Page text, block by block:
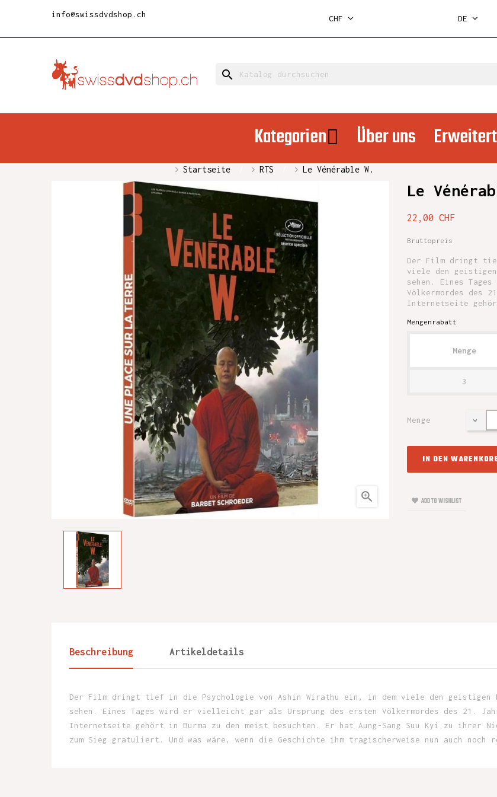
info@swissdvdshop.ch CHF DE
search
Kategorien Über uns
Startseite RTS Le Vénérable W.

Le
22,00 CHF
Bruttopreis
Der Film dringt
viele den geistigen
sehen. Eines
Völkermordes des
Internetseite
Mengenrabatt
Menge
3
Menge
IN DEN
ADD TO WISHLIST
Beschreibung Artikeldetails
Der Film dringt tief in die Psychologie von Ashin Wirathu ein, in dem viele den geistigen
sehen. Eines Tages wird er vielleicht gar als Ursprung des ersten Völkermordes des 21.
Internetseite gehört in Burma zu den meist besuchten. Er hat Aung-Sang Suu Kyi zu ihrer
zum Sieg gratuliert. Und was wäre, wenn die Geschichte ihm tragischerweise nun auch noch